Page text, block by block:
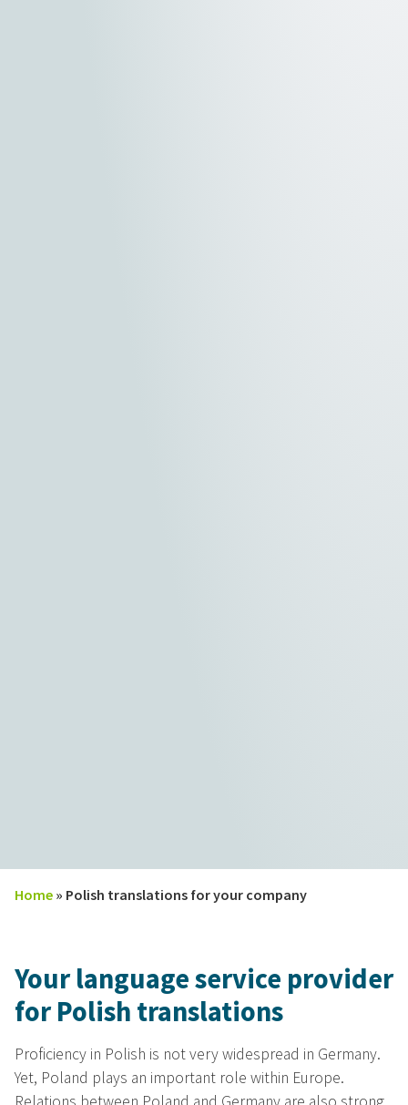
Home » Polish translations for your company
Your language service provider
for Polish translations
Proficiency in Polish is not very widespread in Germany.
Yet, Poland plays an important role within Europe.